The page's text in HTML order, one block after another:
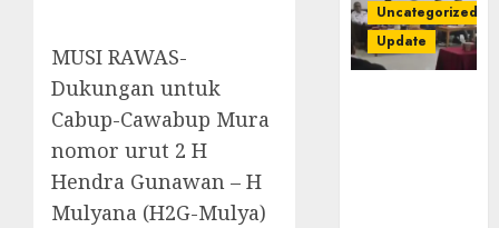
MUSI RAWAS-
Dukungan untuk
Cabup-Cawabup Mura
nomor urut 2 H
Hendra Gunawan – H
Mulyana (H2G-Mulya)
Uncategorized
Update